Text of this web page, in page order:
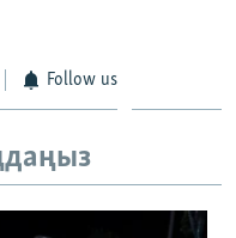
Follow us